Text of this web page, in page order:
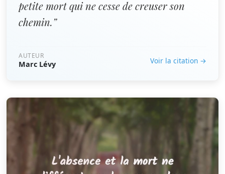
petite mort qui ne cesse de creuser son
chemin.”
AUTEUR
Marc Lévy Voir la citation →